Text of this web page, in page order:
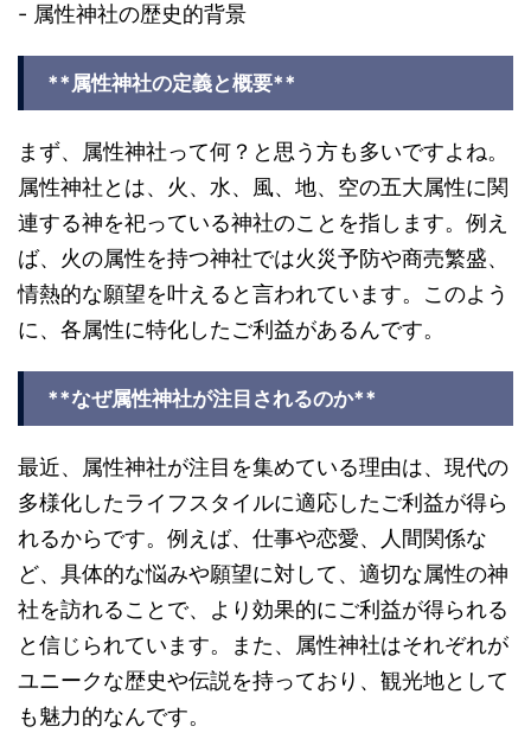
- 属性神社の歴史的背景
**属性神社の定義と概要**
まず、属性神社って何？と思う方も多いですよね。
属性神社とは、火、水、風、地、空の五大属性に関
連する神を祀っている神社のことを指します。例え
ば、火の属性を持つ神社では火災予防や商売繁盛、
情熱的な願望を叶えると言われています。このよう
に、各属性に特化したご利益があるんです。
**なぜ属性神社が注目されるのか**
最近、属性神社が注目を集めている理由は、現代の
多様化したライフスタイルに適応したご利益が得ら
れるからです。例えば、仕事や恋愛、人間関係な
ど、具体的な悩みや願望に対して、適切な属性の神
社を訪れることで、より効果的にご利益が得られる
と信じられています。また、属性神社はそれぞれが
ユニークな歴史や伝説を持っており、観光地として
も魅力的なんです。